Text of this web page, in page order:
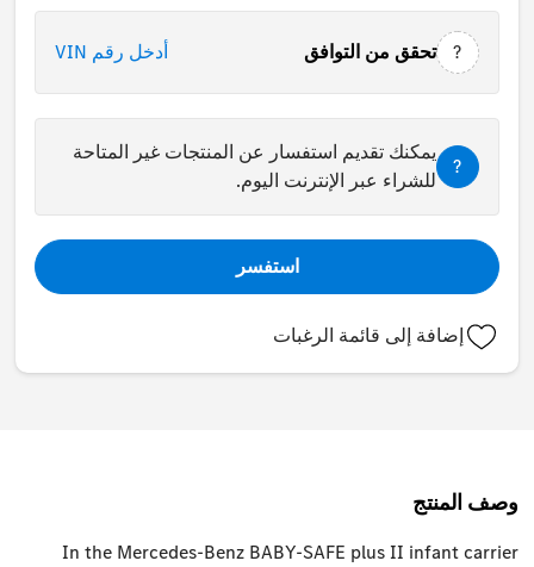
? تحقق من التوافق أدخل رقم VIN
?
يمكنك تقديم استفسار عن المنتجات غير المتاحة
للشراء عبر الإنترنت اليوم.
استفسر
إضافة إلى قائمة الرغبات
وصف المنتج
In the Mercedes-Benz BABY-SAFE plus II infant carrier